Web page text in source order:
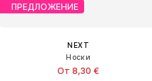
ПРЕДЛОЖЕНИЕ
NEXT
Носки
От 8,30 €